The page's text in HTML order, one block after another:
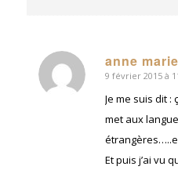
anne marie
dit
9 février 2015 à
Je me suis dit :
met aux
Et puis j’ai vu